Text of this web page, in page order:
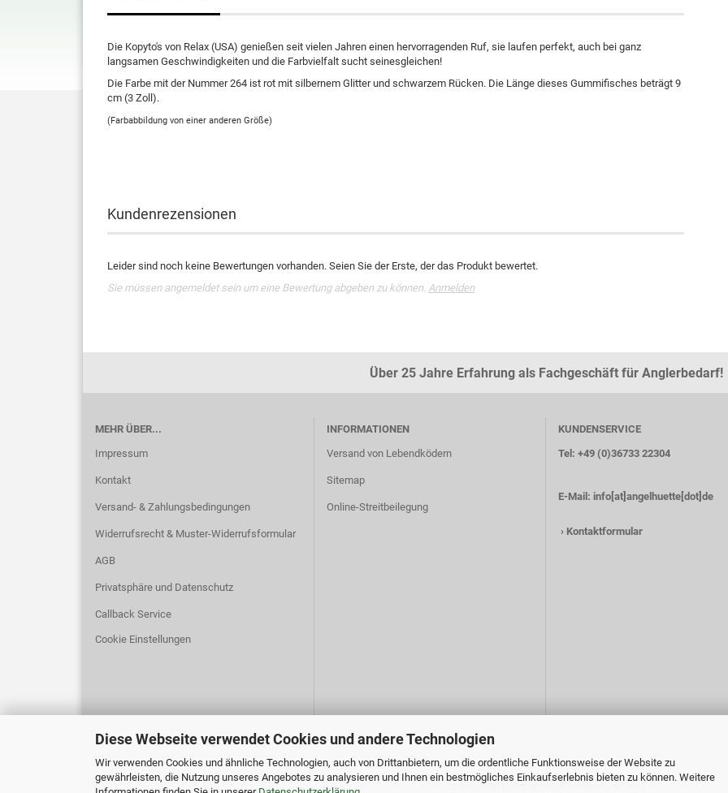
Diese Webseite verwendet Cookies und andere Technologien
Wir verwenden Cookies und ähnliche Technologien, auch von Drittanbietern, um die ordentliche Funktionsweise der Website zu
gewährleisten, die Nutzung unseres Angebotes zu analysieren und Ihnen ein bestmögliches Einkaufserlebnis bieten zu können. Weitere
Die Kopyto's von Relax (USA) genießen seit vielen Jahren einen hervorragenden Ruf, sie laufen perfekt, auch bei ganz
langsamen Geschwindigkeiten und die Farbvielfalt sucht seinesgleichen!
Die Farbe mit der Nummer 264 ist rot mit silbernem Glitter und schwarzem Rücken. Die Länge dieses Gummifisches beträgt 9
cm (3 Zoll).
(Farbabbildung von einer anderen Größe)
Kundenrezensionen
Leider sind noch keine Bewertungen vorhanden. Seien Sie der Erste, der das Produkt bewertet.
Sie müssen angemeldet sein um eine Bewertung abgeben zu können. Anmelden
Über 25 Jahre Erfahrung als Fachgeschäft für Anglerbedarf!
MEHR ÜBER...
Impressum
Kontakt
Versand- & Zahlungsbedingungen
Widerrufsrecht & Muster-Widerrufsformular
AGB
Privatsphäre und Datenschutz
Callback Service
Cookie Einstellungen
INFORMATIONEN
Versand von Lebendködern
Sitemap
Online-Streitbeilegung
KUNDENSERVICE
Tel: +49 (0)36733 22304
E-Mail: info[at]angelhuette[dot]de
› Kontaktformular
Onlineshop eröffnen